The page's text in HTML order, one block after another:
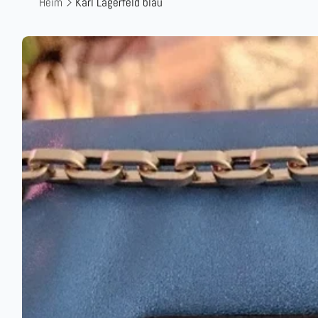
Produktinformationen
springen